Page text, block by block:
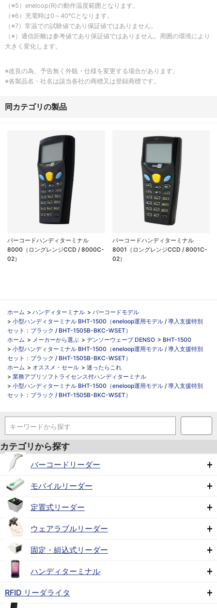
（※5）eneloop(R)の動作温度範囲となります。
（※6）充電時は0～40℃となります。
（※7）常温での試験値であり保証値ではありません。
（※）通信距離は参考値であり保証値ではありません。周囲の環境により
大きく変化します。
※改良の為、予告無く外観・仕様を変更する場合があります。
※各製品名・社名は該当各社の商標又は登録商標です。
同カテゴリの製品
バーコードハンディターミナル
8000（ロングレンジCCD / 8000C-
02）
バーコードハンディターミナル
8001（ロングレンジCCD / 8001C-
02）
ホーム > ハンディターミナル > バーコードモデル
> 小型ハンディターミナル BHT-1500（eneloop運用モデル / 導入支援特別
セット：ブラック / BHT-1505B-BKC-WSET）
ホーム > メーカーから選ぶ > デンソーウェーブ DENSO > BHT-1500
> 小型ハンディターミナル BHT-1500（eneloop運用モデル / 導入支援特別
セット：ブラック / BHT-1505B-BKC-WSET）
ホーム > オススメ・セール > 迷ったらこれ
> 業務アプリソフトライセンス付ハンディターミナル
> 小型ハンディターミナル BHT-1500（eneloop運用モデル / 導入支援特別
セット：ブラック / BHT-1505B-BKC-WSET）
キーワードから探す
カテゴリから探す
バーコードリーダー
モバイルリーダー
定置式リーダー
ウェアラブルリーダー
固定・組込式リーダー
ハンディターミナル
RFID リーダライタ